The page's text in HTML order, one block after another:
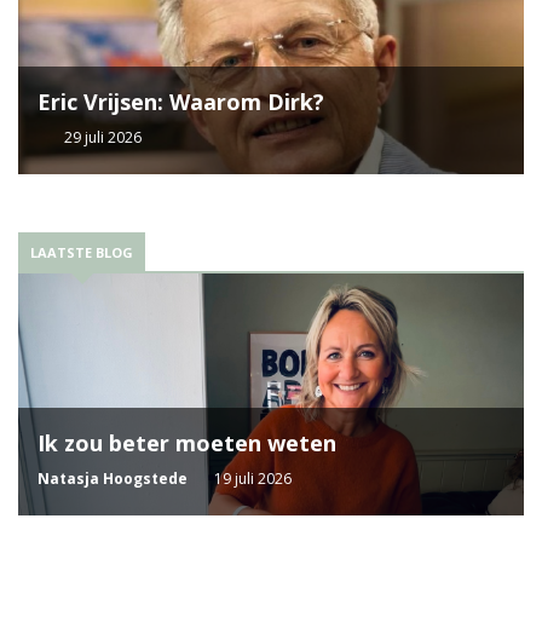
Eric Vrijsen: Waarom Dirk?
29 juli 2026
LAATSTE BLOG
Ik zou beter moeten weten
Natasja Hoogstede 19 juli 2026